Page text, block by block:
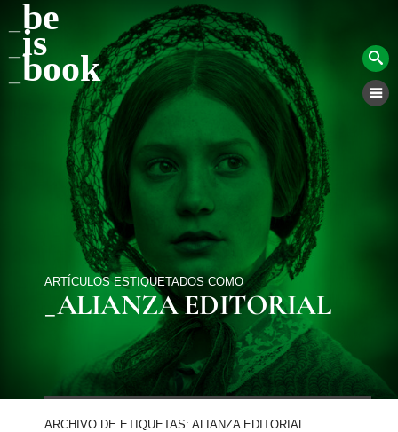
be
is
book
ARTÍCULOS ESTIQUETADOS COMO
_ALIANZA EDITORIAL
ARCHIVO DE ETIQUETAS: ALIANZA EDITORIAL